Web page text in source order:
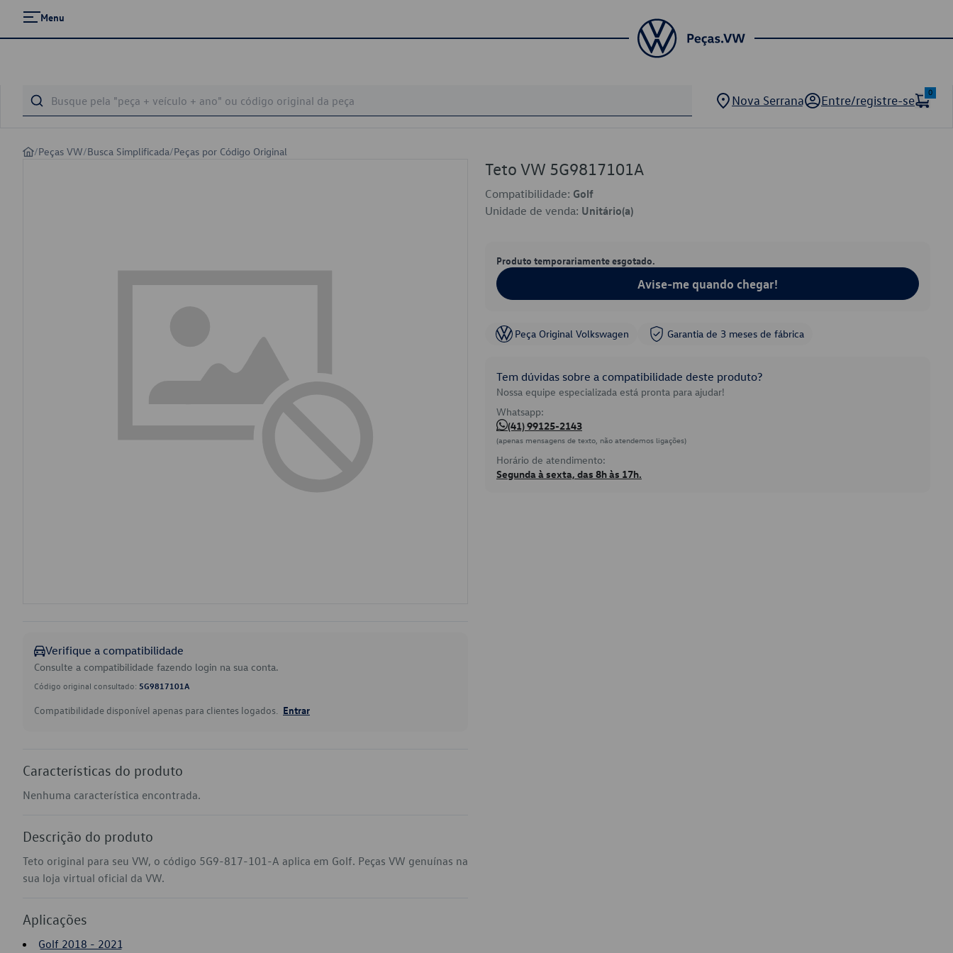
Menu
Nova Serrana Entre/registre-se
0
/Peças VW/Busca Simplificada/Peças por Código Original
Verifique a compatibilidade
Consulte a compatibilidade fazendo login na sua conta.
Código original consultado: 5G9817101A
Compatibilidade disponível apenas para clientes logados. Entrar
Características do produto
Nenhuma característica encontrada.
Descrição do produto
Teto original para seu VW, o código 5G9-817-101-A aplica em Golf. Peças VW genuínas na
sua loja virtual oficial da VW.
Aplicações
Golf 2018 - 2021
Teto VW 5G9817101A
Compatibilidade: Golf
Unidade de venda: Unitário(a)
Produto temporariamente esgotado.
Avise-me quando chegar!
Peça Original Volkswagen Garantia de 3 meses de fábrica
Tem dúvidas sobre a compatibilidade deste produto?
Nossa equipe especializada está pronta para ajudar!
Whatsapp:
(41) 99125-2143
(apenas mensagens de texto, não atendemos ligações)
Horário de atendimento:
Segunda à sexta, das 8h às 17h.